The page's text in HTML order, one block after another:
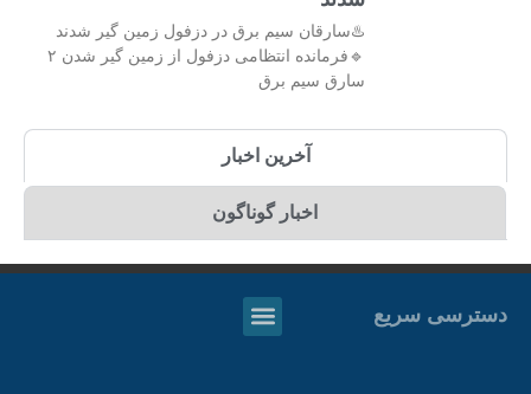
♨️سارقان سیم برق در دزفول زمین گیر شدند
🔹فرمانده انتظامی دزفول از زمین گیر شدن ۲
سارق سیم برق
آخرین اخبار
اخبار گوناگون
دسترسی سریع